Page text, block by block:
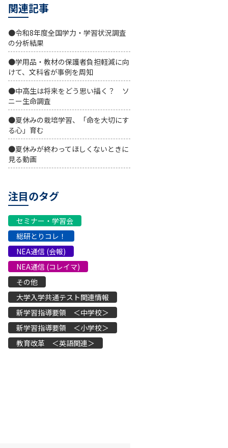
関連記事
●令和8年度全国学力・学習状況調査
の分析結果
●学用品・教材の保護者負担軽減に向
けて、文科省が事例を周知
●中高生は将来をどう思い描く？ ソ
ニー生命調査
●夏休みの栽培学習、「命を大切にす
る心」育む
●夏休みが終わってほしくないときに
見る動画
注目のタグ
セミナー・学習会
総研とりコレ！
NEA通信 (会報)
NEA通信 (コレイマ)
その他
大学入学共通テスト関連情報
新学習指導要領 ＜中学校＞
新学習指導要領 ＜小学校＞
教育改革 ＜英語関連＞